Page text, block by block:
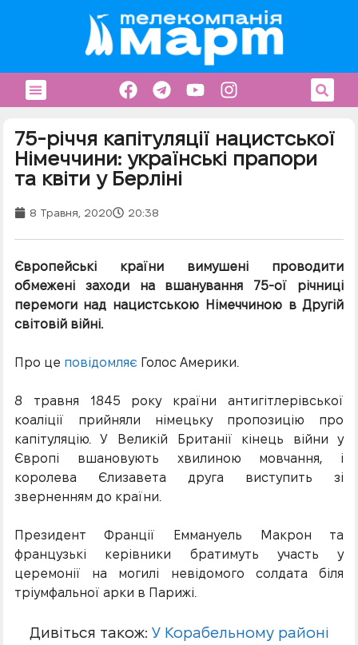
75-річчя капітуляції нацистської
Німеччини: українські прапори
та квіти у Берліні
8 Травня, 2020 20:38
Європейські країни вимушені проводити
обмежені заходи на вшанування 75-ої річниці
перемоги над нацистською Німеччиною в Другій
світовій війні.
Про це повідомляє Голос Америки.
8 травня 1845 року країни антигітлерівської
коаліції прийняли німецьку пропозицію про
капітуляцію. У Великій Британії кінець війни у
Європі вшановують хвилиною мовчання, і
королева Єлизавета друга виступить зі
зверненням до країни.
Президент Франції Еммануель Макрон та
французькі керівники братимуть участь у
церемонії на могилі невідомого солдата біля
тріумфальної арки в Парижі.
Дивіться також: У Корабельному районі